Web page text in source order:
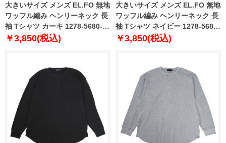
大きいサイズ メンズ EL.FO 無地
ワッフル編み ヘンリーネック 長
袖 Tシャツ カーキ 1278-5680-3
3L 4L 5L 6L
￥3,850(税込)
大きいサイズ メンズ EL.FO 無地
ワッフル編み ヘンリーネック 長
袖 Tシャツ ネイビー 1278-5680-
4 3L 4L 5L 6L
￥3,850(税込)